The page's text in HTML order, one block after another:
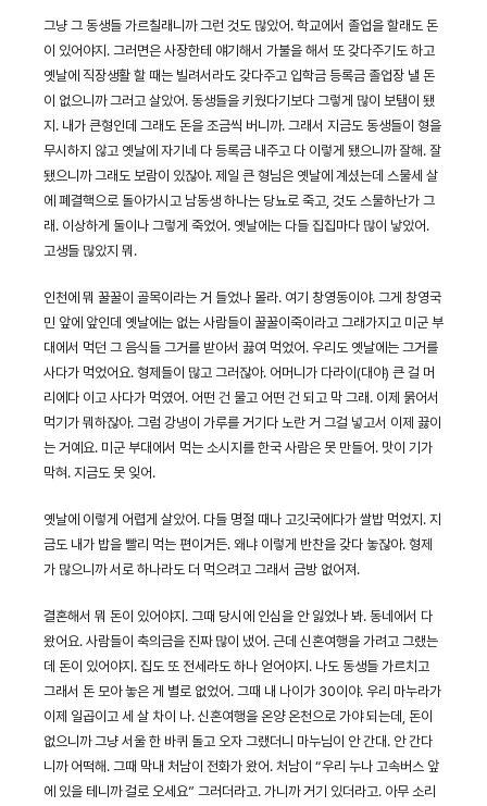
그냥 그 동생들 가르칠래니까 그런 것도 많았어. 학교에서 졸업을 할래도 돈
이 있어야지. 그러면은 사장한테 얘기해서 가불을 해서 또 갖다주기도 하고
옛날에 직장생활 할 때는 빌려서라도 갖다주고 입학금 등록금 졸업장 낼 돈
이 없으니까 그러고 살았어. 동생들을 키웠다기보다 그렇게 많이 보탬이 됐
지. 내가 큰형인데 그래도 돈을 조금씩 버니까. 그래서 지금도 동생들이 형을
무시하지 않고 옛날에 자기네 다 등록금 내주고 다 이렇게 됐으니까 잘해. 잘
됐으니까 그래도 보람이 있잖아. 제일 큰 형님은 옛날에 계셨는데 스물세 살
에 폐결핵으로 돌아가시고 남동생 하나는 당뇨로 죽고, 것도 스물하난가 그
래. 이상하게 둘이나 그렇게 죽었어. 옛날에는 다들 집집마다 많이 낳았어.
고생들 많았지 뭐.
인천에 뭐 꿀꿀이 골목이라는 거 들었나 몰라. 여기 창영동이야. 그게 창영국
민 앞에 앞인데 옛날에는 없는 사람들이 꿀꿀이죽이라고 그래가지고 미군 부
대에서 먹던 그 음식들 그거를 받아서 끓여 먹었어. 우리도 옛날에는 그거를
사다가 먹었어요. 형제들이 많고 그러잖아. 어머니가 다라이(대야) 큰 걸 머
리에다 이고 사다가 먹였어. 어떤 건 물고 어떤 건 되고 막 그래. 이제 묽어서
먹기가 뭐하잖아. 그럼 강냉이 가루를 거기다 노란 거 그걸 넣고서 이제 끓이
는 거예요. 미군 부대에서 먹는 소시지를 한국 사람은 못 만들어. 맛이 기가
막혀. 지금도 못 잊어.
옛날에 이렇게 어렵게 살았어. 다들 명절 때나 고깃국에다가 쌀밥 먹었지. 지
금도 내가 밥을 빨리 먹는 편이거든. 왜냐 이렇게 반찬을 갖다 놓잖아. 형제
가 많으니까 서로 하나라도 더 먹으려고 그래서 금방 없어져.
결혼해서 뭐 돈이 있어야지. 그때 당시에 인심을 안 잃었나 봐. 동네에서 다
왔어요. 사람들이 축의금을 진짜 많이 냈어. 근데 신혼여행을 가려고 그랬는
데 돈이 있어야지. 집도 또 전세라도 하나 얻어야지. 나도 동생들 가르치고
그래서 돈 모아 놓은 게 별로 없었어. 그때 내 나이가 30이야. 우리 마누라가
이제 일곱이고 세 살 차이 나. 신혼여행을 온양 온천으로 가야 되는데, 돈이
없으니까 그냥 서울 한 바퀴 돌고 오자 그랬더니 마누님이 안 간대. 안 간다
니까 어떡해. 그때 막내 처남이 전화가 왔어. 처남이 “우리 누나 고속버스 앞
에 있을 테니까 걸로 오세요” 그러더라고. 가니까 거기 있더라고. 아무 소리